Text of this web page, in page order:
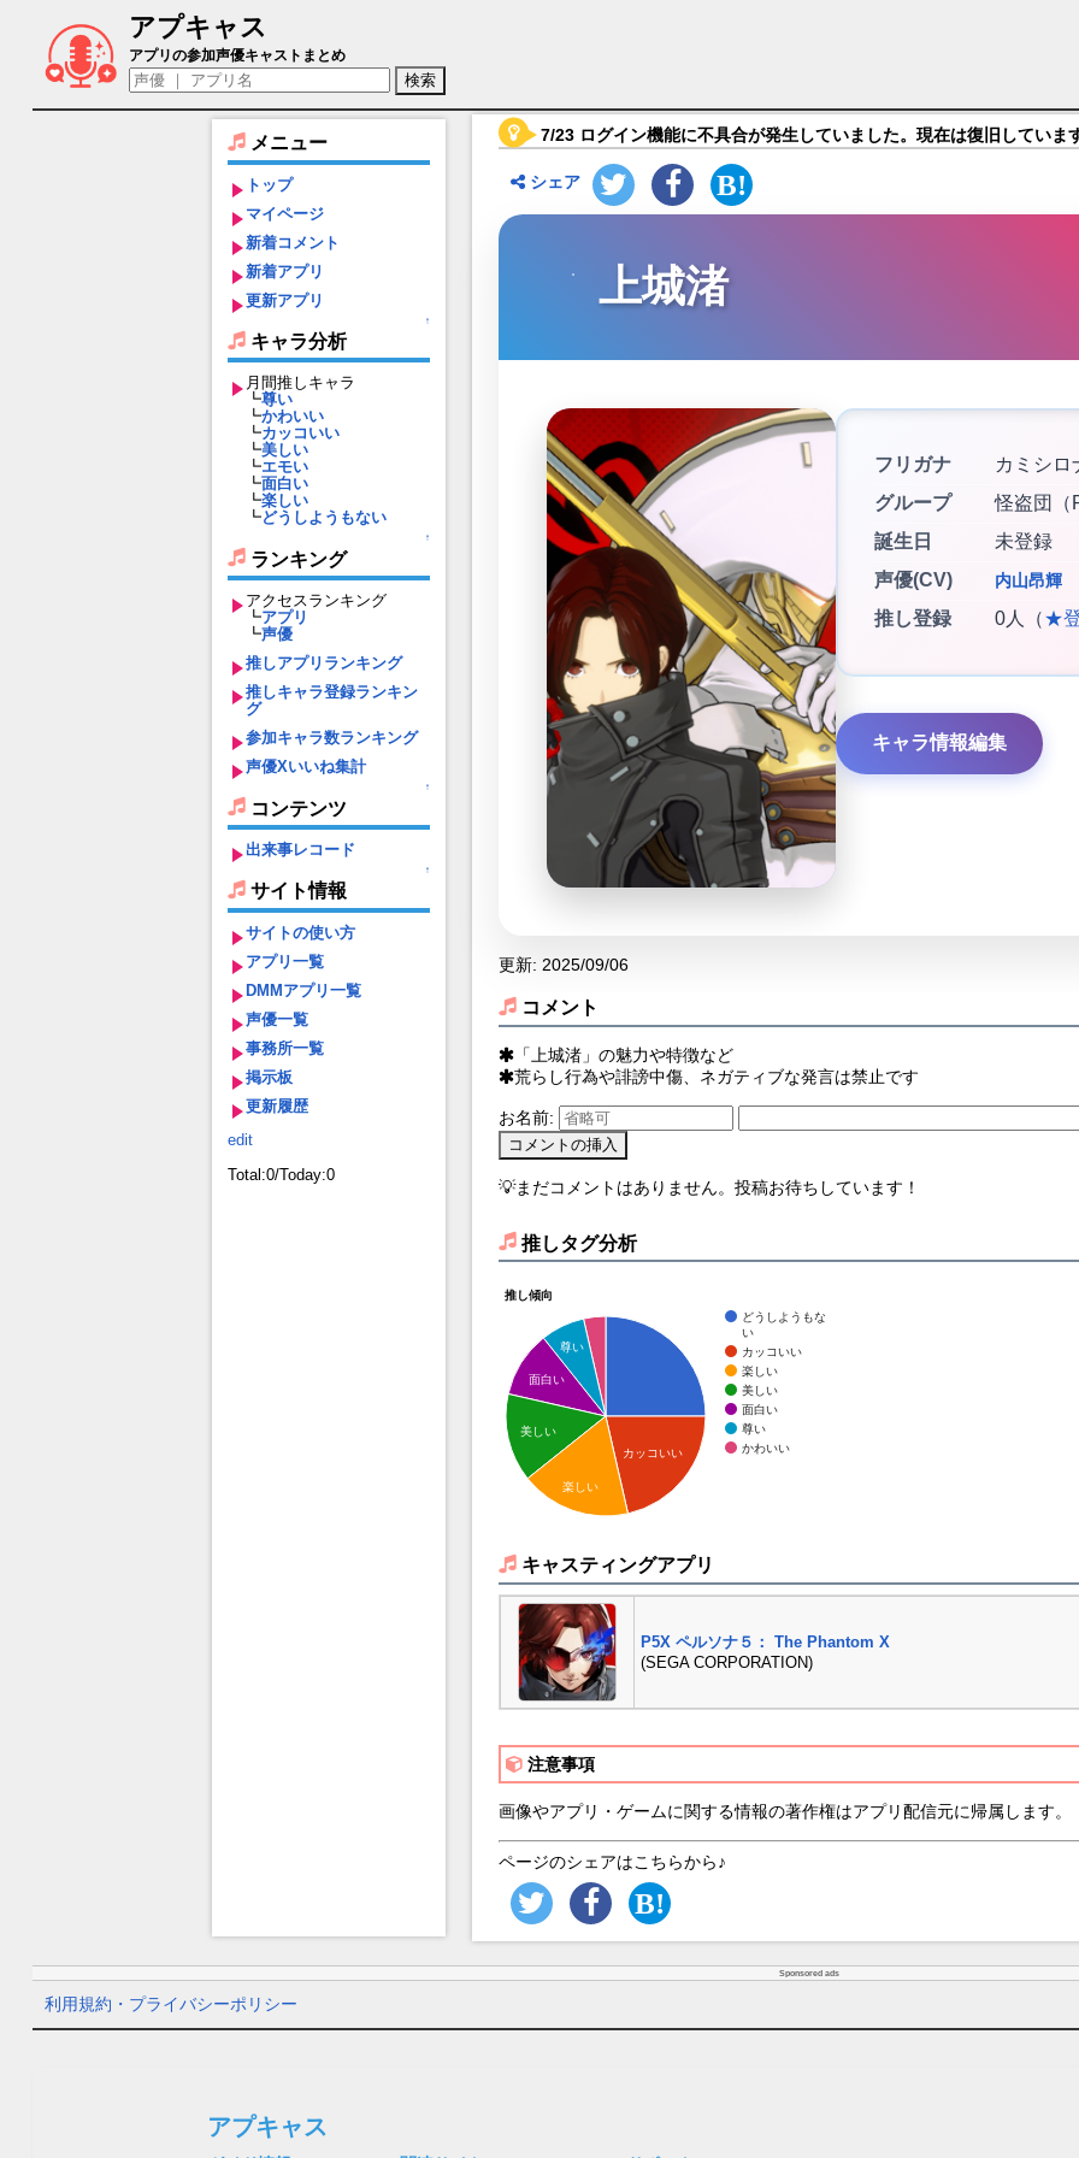
アプキャス
上城渚（声優：内山昂輝)【ペルソナ５： The Phantom X】キャラ紹介
アプリの参加声優キャストまとめ
メニュー
トップ
マイページ
新着コメント
新着アプリ
更新アプリ
↑
キャラ分析
月間推しキャラ
┗尊い
┗かわいい
┗カッコいい
┗美しい
┗エモい
┗面白い
┗楽しい
┗どうしようもない
↑
ランキング
アクセスランキング
┗アプリ
┗声優
推しアプリランキング
推しキャラ登録ランキン
グ
参加キャラ数ランキング
声優Xいいね集計
↑
コンテンツ
出来事レコード
↑
サイト情報
サイトの使い方
アプリ一覧
DMMアプリ一覧
声優一覧
事務所一覧
掲示板
更新履歴
edit
Total:0/Today:0
7/23 ログイン機能に不具合が発生していました。現在は復旧していま
シェア
上城渚
フリガナ
カミシロ
グループ
怪盗団（
誕生日
未登録
声優(CV)
内山昂輝
推し登録 0人（★
キャラ情報編集
更新: 2025/09/06
コメント
「上城渚」の魅力や特徴など
荒らし行為や誹謗中傷、ネガティブな発言は禁止です
お名前:
💡まだコメントはありません。投稿お待ちしています！
推しタグ分析
推し傾向
どうしようもな
い
カッコいい
楽しい
美しい
面白い
尊い
かわいい
カッコいい
尊い
面白い
美しい
楽しい
キャスティングアプリ
P5X ペルソナ５： The Phantom X
(SEGA CORPORATION)
注意事項
画像やアプリ・ゲームに関する情報の著作権はアプリ配信元に帰属します。
ページのシェアはこちらから♪
Sponsored ads
利用規約・プライバシーポリシー
アプキャス